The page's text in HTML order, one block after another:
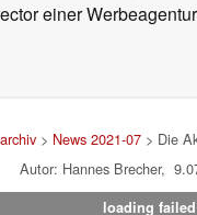
einer
> News 2021-07> Die
Autor: Hannes Brecher,
loading